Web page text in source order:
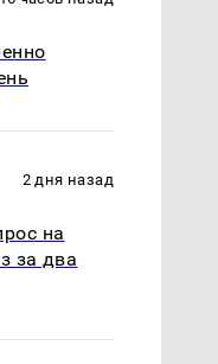
2 дня назад
на
за два